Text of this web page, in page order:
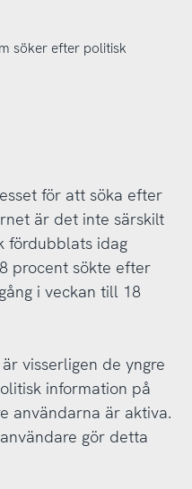
söker efter politisk
för att söka efter
är det inte särskilt
fördubblats idag
procent sökte efter
i veckan till 18
visserligen de yngre
information på
användarna är aktiva.
gör detta